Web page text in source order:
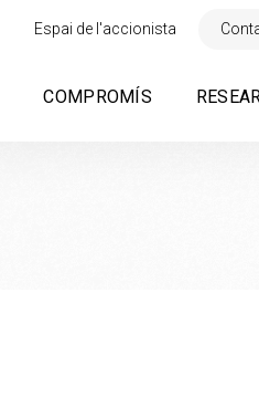
Espai de l'accionista
COMPROMÍS